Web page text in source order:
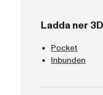
Ladda ner
Pocket
Inbunden